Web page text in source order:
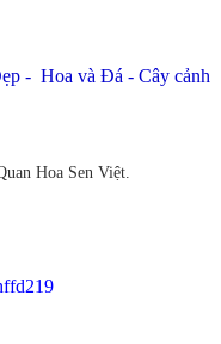
- Hoa và Đá - Cây cảnh
Hoa Sen Việt.